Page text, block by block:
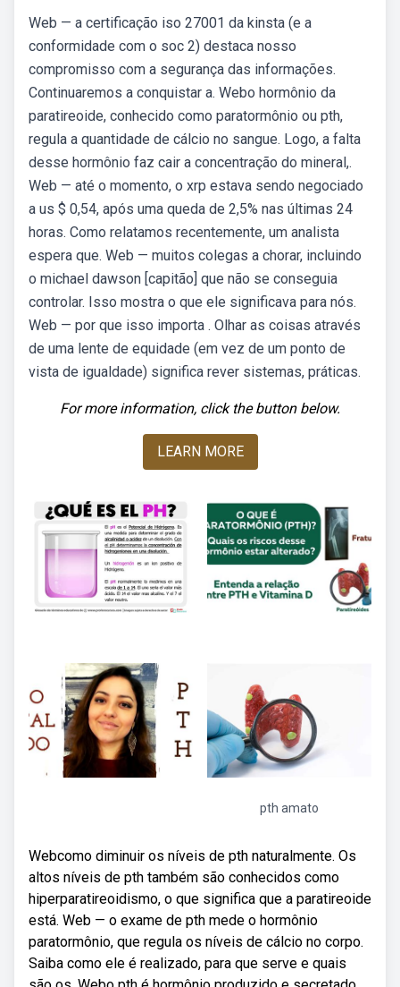
Web — a certificação iso 27001 da kinsta (e a
conformidade com o soc 2) destaca nosso
compromisso com a segurança das informações.
Continuaremos a conquistar a. Webo hormônio da
paratireoide, conhecido como paratormônio ou pth,
regula a quantidade de cálcio no sangue. Logo, a falta
desse hormônio faz cair a concentração do mineral,.
Web — até o momento, o xrp estava sendo negociado
a us $ 0,54, após uma queda de 2,5% nas últimas 24
horas. Como relatamos recentemente, um analista
espera que. Web — muitos colegas a chorar, incluindo
o michael dawson [capitão] que não se conseguia
controlar. Isso mostra o que ele significava para nós.
Web — por que isso importa . Olhar as coisas através
de uma lente de equidade (em vez de um ponto de
vista de igualdade) significa rever sistemas, práticas.
For more information, click the button below.
LEARN MORE
pth amato
Webcomo diminuir os níveis de pth naturalmente. Os
altos níveis de pth também são conhecidos como
hiperparatireoidismo, o que significa que a paratireoide
está. Web — o exame de pth mede o hormônio
paratormônio, que regula os níveis de cálcio no corpo.
Saiba como ele é realizado, para que serve e quais